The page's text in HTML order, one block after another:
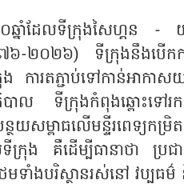
នាំដែលទីក្រុងសៃហ្គន - យ៉
២៦) ទីក្រុងនឹងបើកការដ្
ក្រុង ការតភ្ជាប់ទៅកាន់អ
ល ទីក្រុងកំពុងឆ្ពោះទៅរកគំ
ថយសម្ពាធលើមន្ទីរពេទ្យ
រុង គឺដើម្បីធានាថា ប្រជ
ថែមទាំងបរិស្ថានរស់នៅ វប្ប